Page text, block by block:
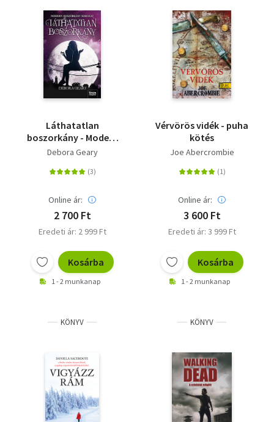
Láthatatlan
boszorkány - Modern
boszorkány 2. rész
Debora Geary
Online ár:
2 700 Ft
Eredeti ár: 2 999 Ft
Kosárba
1 - 2 munkanap
Vérvörös vidék - puha
kötés
Joe Abercrombie
Online ár:
3 600 Ft
Eredeti ár: 3 999 Ft
Kosárba
1 - 2 munkanap
KÖNYV KÖNYV